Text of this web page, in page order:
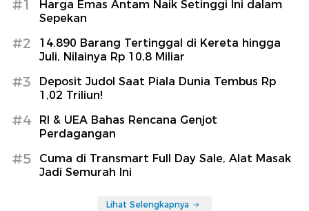
#1
Harga Emas Antam Naik Setinggi Ini dalam
Sepekan
#2
14.890 Barang Tertinggal di Kereta hingga
Juli, Nilainya Rp 10,8 Miliar
#3
Deposit Judol Saat Piala Dunia Tembus Rp
1,02 Triliun!
#4
RI & UEA Bahas Rencana Genjot
Perdagangan
#5
Cuma di Transmart Full Day Sale, Alat Masak
Jadi Semurah Ini
Lihat Selengkapnya